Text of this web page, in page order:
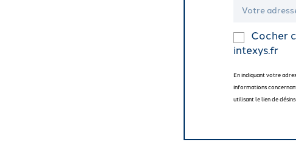
Cocher
intexys.fr
En indiquant votre
informations
utilisant le lien de